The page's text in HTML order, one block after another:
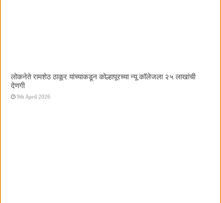
लोकनेते रामशेठ ठाकूर यांच्याकडून कोल्हापूरच्या न्यू कॉलेजला २५ लाखांची
देणगी
9th April 2026